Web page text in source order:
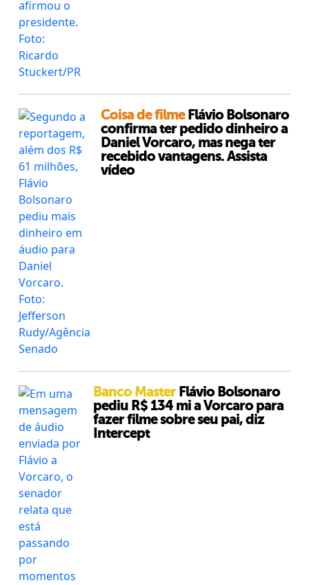
Coisa de filme Flávio Bolsonaro
confirma ter pedido dinheiro a
Daniel Vorcaro, mas nega ter
recebido vantagens. Assista
vídeo
Banco Master Flávio Bolsonaro
pediu R$ 134 mi a Vorcaro para
fazer filme sobre seu pai, diz
Intercept